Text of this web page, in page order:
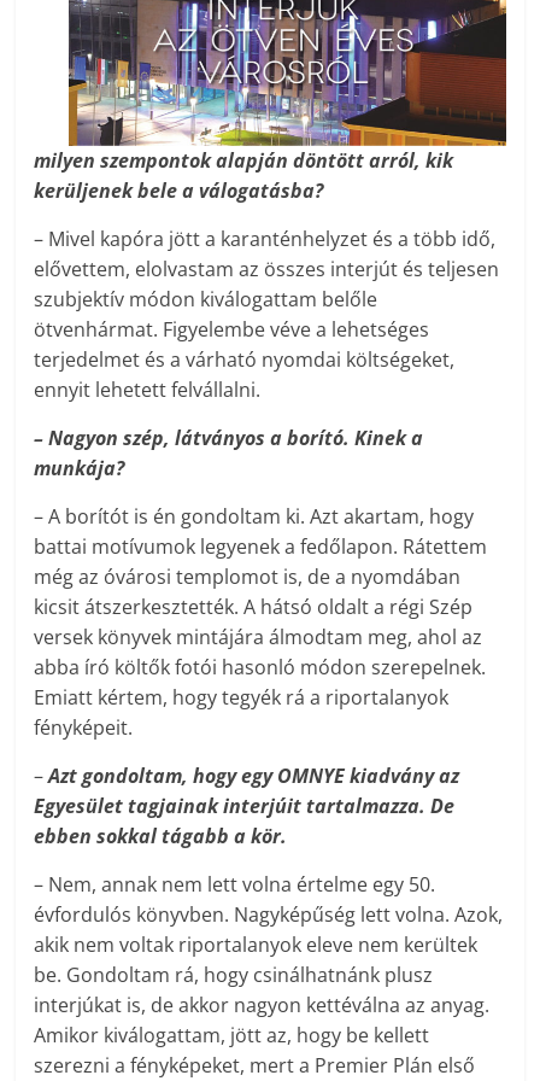
milyen szempontok alapján döntött arról, kik
kerüljenek bele a válogatásba?
– Mivel kapóra jött a karanténhelyzet és a több idő,
elővettem, elolvastam az összes interjút és teljesen
szubjektív módon kiválogattam belőle
ötvenhármat. Figyelembe véve a lehetséges
terjedelmet és a várható nyomdai költségeket,
ennyit lehetett felvállalni.
– Nagyon szép, látványos a borító. Kinek a
munkája?
– A borítót is én gondoltam ki. Azt akartam, hogy
battai motívumok legyenek a fedőlapon. Rátettem
még az óvárosi templomot is, de a nyomdában
kicsit átszerkesztették. A hátsó oldalt a régi Szép
versek könyvek mintájára álmodtam meg, ahol az
abba író költők fotói hasonló módon szerepelnek.
Emiatt kértem, hogy tegyék rá a riportalanyok
fényképeit.
–Azt gondoltam, hogy egy OMNYE kiadvány az
Egyesület tagjainak interjúit tartalmazza. De
ebben sokkal tágabb a kör.
– Nem, annak nem lett volna értelme egy 50.
évfordulós könyvben. Nagyképűség lett volna. Azok,
akik nem voltak riportalanyok eleve nem kerültek
be. Gondoltam rá, hogy csinálhatnánk plusz
interjúkat is, de akkor nagyon kettéválna az anyag.
Amikor kiválogattam, jött az, hogy be kellett
szerezni a fényképeket, mert a Premier Plán első